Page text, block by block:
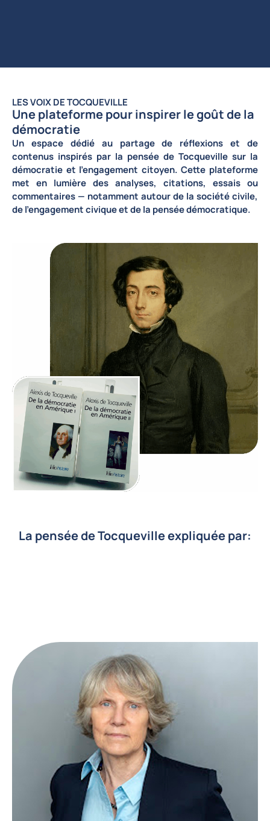
LES VOIX DE TOCQUEVILLE
Une plateforme pour inspirer le goût de la
démocratie
Un espace dédié au partage de réflexions et de
contenus inspirés par la pensée de Tocqueville sur la
démocratie et l’engagement citoyen. Cette plateforme
met en lumière des analyses, citations, essais ou
commentaires — notamment autour de la société civile,
de l’engagement civique et de la pensée démocratique.
La pensée de Tocqueville expliquée par: